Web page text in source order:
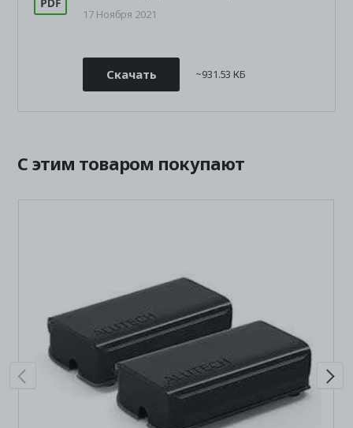
17 Ноября 2021
Скачать ~931.53 КБ
С этим товаром покупают